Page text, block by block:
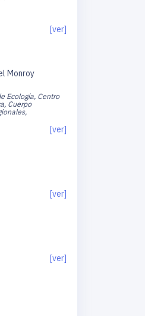
[ver]
Monroy
Ecología, Centro
Cuerpo
[ver]
[ver]
[ver]